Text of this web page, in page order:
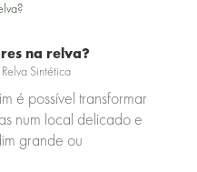
na relva?
Relva Sintética
é possível transformar
num local delicado e
grande ou